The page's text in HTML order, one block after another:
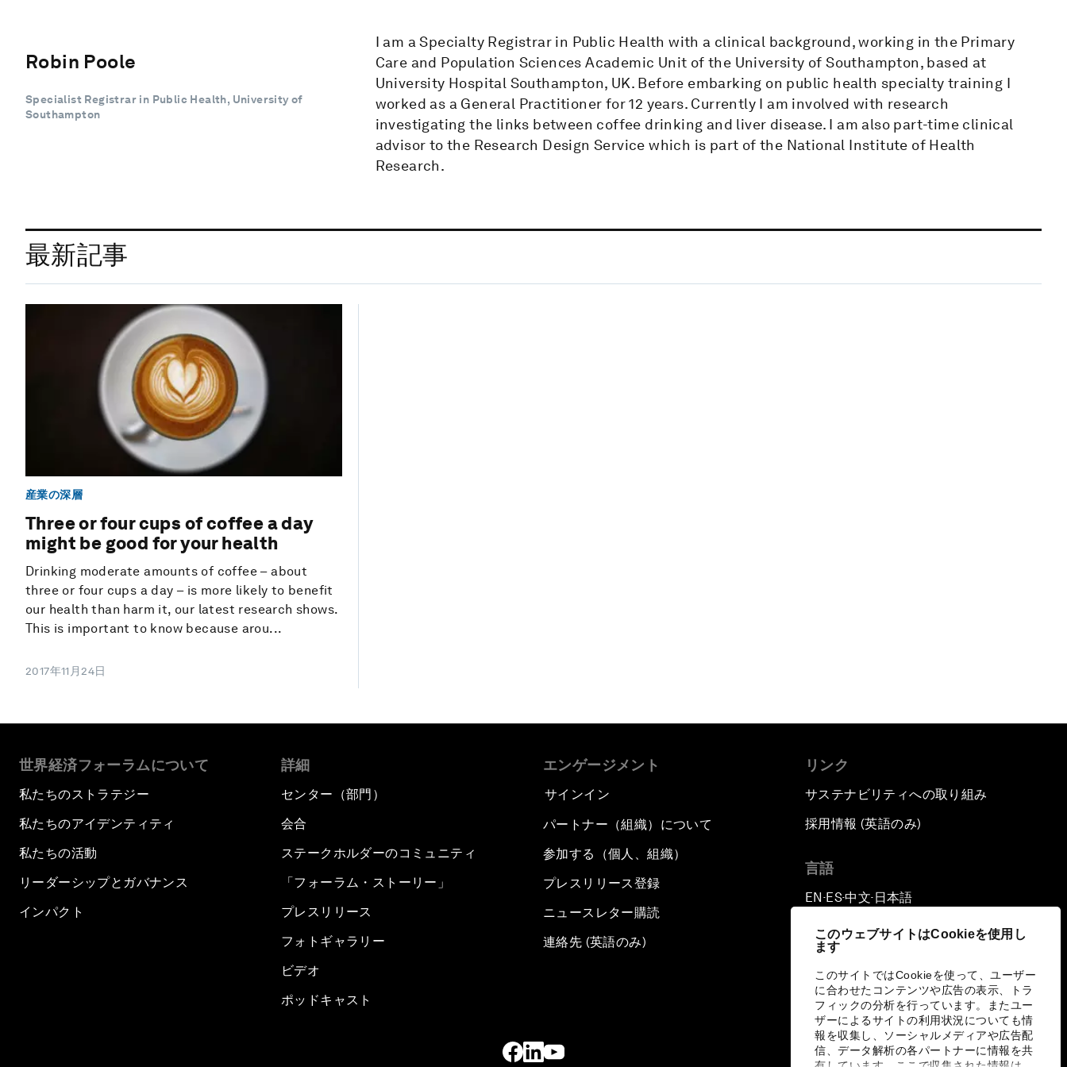
このウェブサイトはCookieを使用し
ます
このサイトではCookieを使って、ユーザー
に合わせたコンテンツや広告の表示、トラ
フィックの分析を行っています。またユー
ザーによるサイトの利用状況についても情
報を収集し、ソーシャルメディアや広告配
信、データ解析の各パートナーに情報を共
Robin Poole
Specialist Registrar in Public Health, University of
Southampton
I am a Specialty Registrar in Public Health with a clinical background, working in the Primary
Care and Population Sciences Academic Unit of the University of Southampton, based at
University Hospital Southampton, UK. Before embarking on public health specialty training I
worked as a General Practitioner for 12 years. Currently I am involved with research
investigating the links between coffee drinking and liver disease. I am also part-time clinical
advisor to the Research Design Service which is part of the National Institute of Health
Research.
最新記事
産業の深層
Three or four cups of coffee a day
might be good for your health
Drinking moderate amounts of coffee – about
three or four cups a day – is more likely to benefit
our health than harm it, our latest research shows.
This is important to know because arou...
2017年11月24日
世界経済フォーラムについて
私たちのストラテジー
私たちのアイデンティティ
私たちの活動
リーダーシップとガバナンス
インパクト
詳細
センター（部門）
会合
ステークホルダーのコミュニティ
「フォーラム・ストーリー」
プレスリリース
フォトギャラリー
ビデオ
ポッドキャスト
エンゲージメント
サインイン
パートナー（組織）について
参加する（個人、組織）
プレスリリース登録
ニュースレター購読
連絡先 (英語のみ)
リンク
サステナビリティへの取り組み
採用情報 (英語のみ)
言語
EN ▪ ES▪中文▪ 日本語